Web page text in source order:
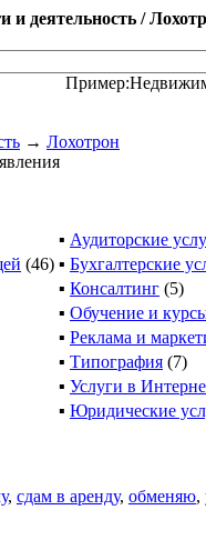
деятельность /
Пример:
→ Лохотрон
▪ Аудиторские
(46) ▪ Бухгалтерские
▪ Консалтинг (5)
▪ Обучение и
▪ Реклама и
▪ Типография (7)
▪ Услуги в
▪ Юридические
, сдам в аренду, обменяю,